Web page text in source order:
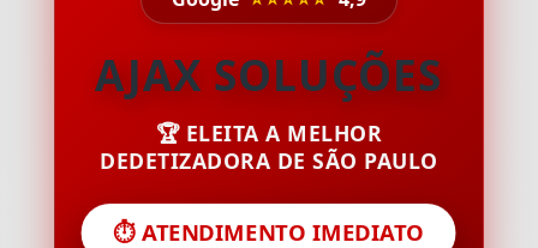
AJAX SOLUÇÕES
🏆 ELEITA A MELHOR
DEDETIZADORA DE SÃO PAULO
⏱️ ATENDIMENTO IMEDIATO